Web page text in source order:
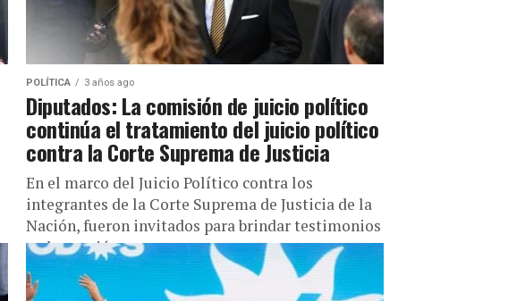
POLÍTICA 3 años ago
Diputados: La comisión de juicio político
continúa el tratamiento del juicio político
contra la Corte Suprema de Justicia
En el marco del Juicio Político contra los
integrantes de la Corte Suprema de Justicia de la
Nación, fueron invitados para brindar testimonios
en la reunión...